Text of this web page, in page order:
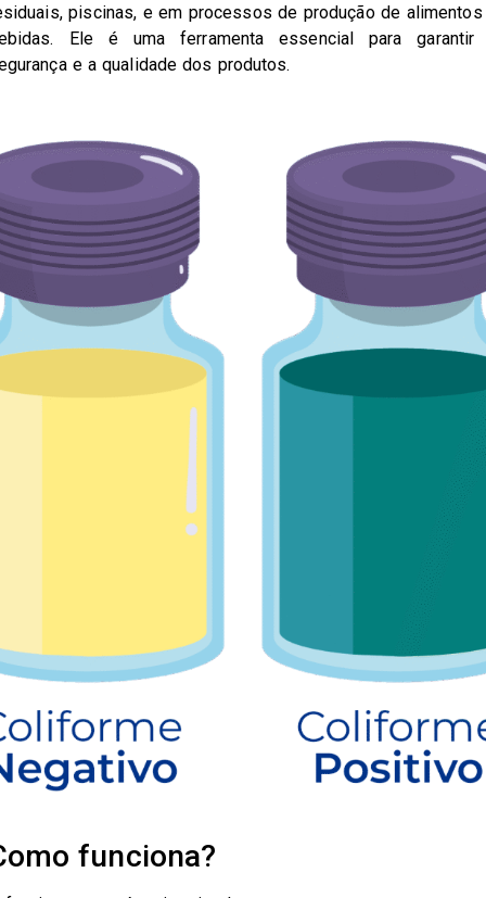
piscinas, e em processos de produção de
Ele é uma ferramenta essencial para garantir
e a qualidade dos produtos.
funciona?